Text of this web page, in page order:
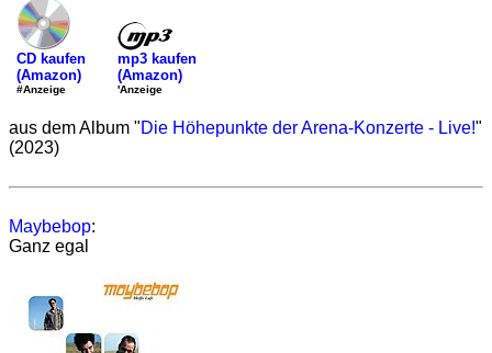
CD kaufen
(Amazon)
#Anzeige
mp3 kaufen
(Amazon)
'Anzeige
aus dem Album "Die Höhepunkte der Arena-Konzerte - Live!"
(2023)
Maybebop:
Ganz egal